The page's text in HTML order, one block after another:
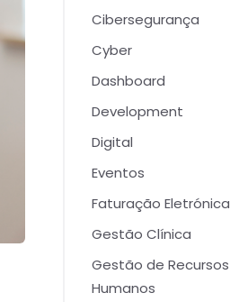
Cibersegurança
Cyber
Dashboard
Development
Digital
Eventos
Faturação Eletrónica
Gestão Clínica
Gestão de Recursos
Humanos